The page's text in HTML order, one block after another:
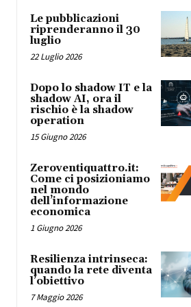
Le pubblicazioni
riprenderanno il 30
luglio
22 Luglio 2026
Dopo lo shadow IT e la
shadow AI, ora il
rischio è la shadow
operation
15 Giugno 2026
Zeroventiquattro.it:
Come ci posizioniamo
nel mondo
dell’informazione
economica
1 Giugno 2026
Resilienza intrinseca:
quando la rete diventa
l’obiettivo
7 Maggio 2026